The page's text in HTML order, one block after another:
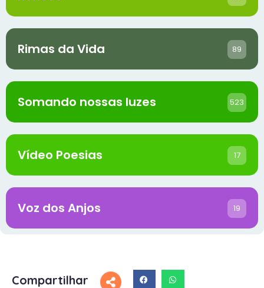
Rimas da Vida 89
Somando nossas luzes 523
Vídeo Poesias 17
Voz dos Anjos 19
Compartilhar